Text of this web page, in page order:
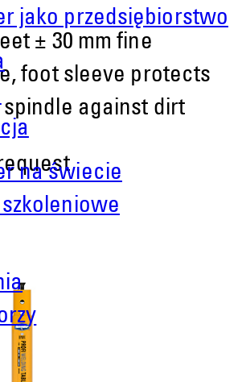
jako przedsiębiorstwo
na świecie
± 30 mm fine
foot sleeve protects
against dirt